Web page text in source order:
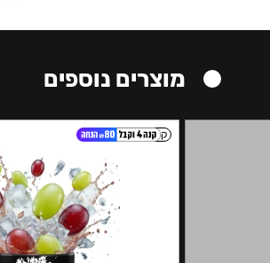
מוצרים נוספים
קל